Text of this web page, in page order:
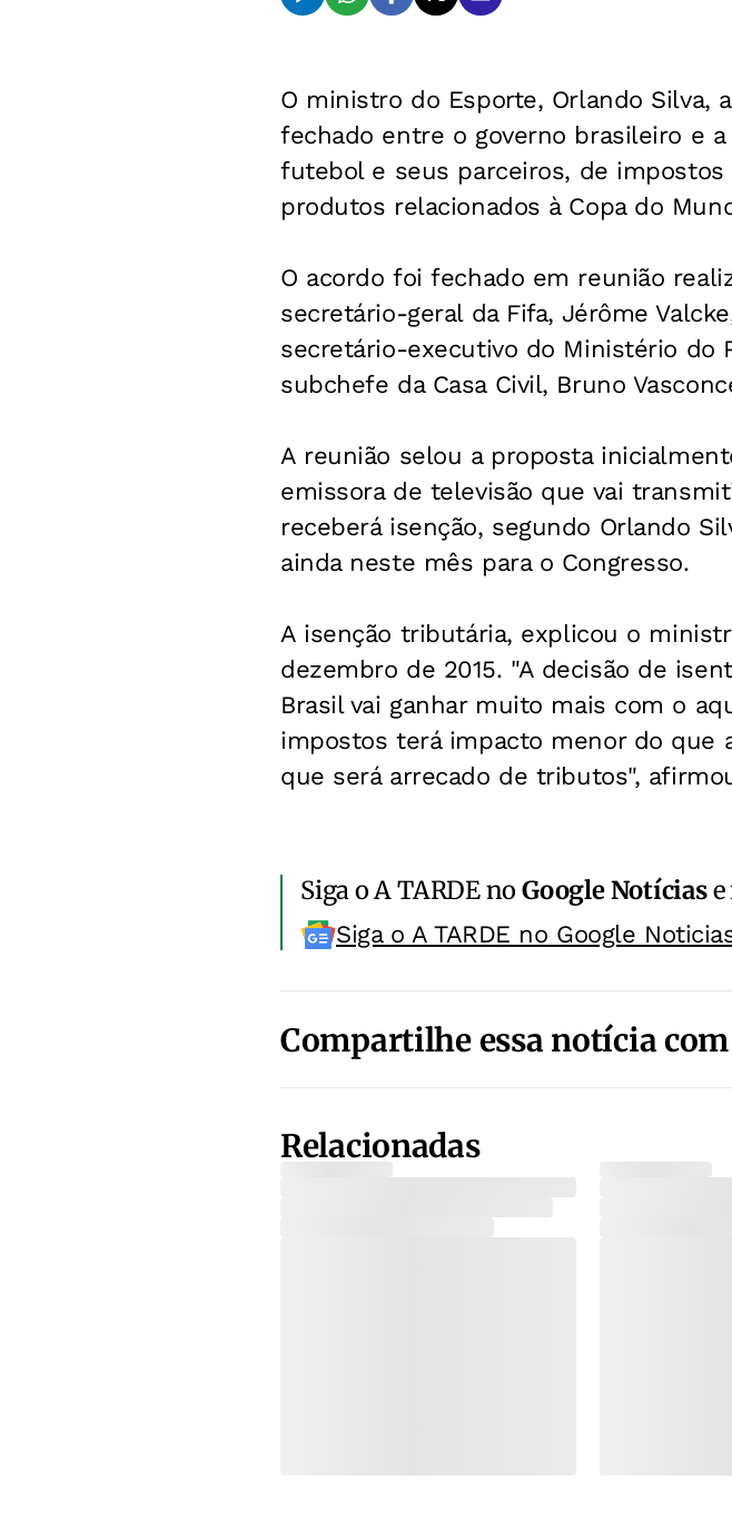
O ministro do Esporte, Orlando Silva,
fechado entre o governo brasileiro e
futebol e seus parceiros, de
produtos relacionados à Copa do
O acordo foi fechado em reunião
secretário-geral da Fifa, Jérôme
secretário-executivo do Ministério do
subchefe da Casa Civil, Bruno
A reunião selou a proposta
emissora de televisão que vai
receberá isenção, segundo Orlando
ainda neste mês para o Congresso.
A isenção tributária, explicou o
dezembro de 2015. "A decisão de
Brasil vai ganhar muito mais com o
impostos terá impacto menor do que
que será arrecado de tributos",
Siga o A TARDE noGoogle Notíciase
Siga o A TARDE no Google
Compartilhe essa notícia
Relacionadas